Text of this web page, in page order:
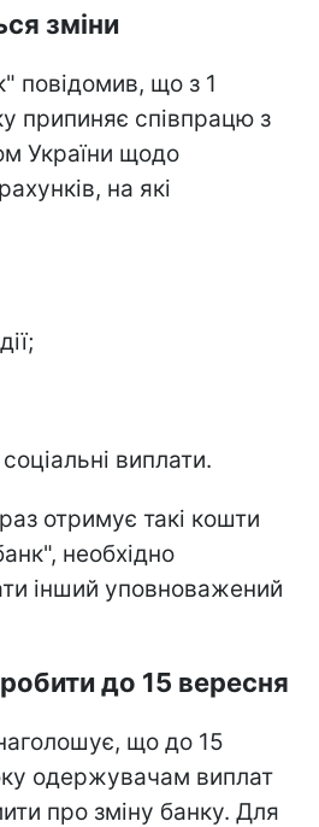
зміни
повідомив, що з 1
припиняє співпрацю з
України щодо
на які
виплати.
отримує такі кошти
необхідно
інший уповноважений
до 15 вересня
що до 15
одержувачам виплат
про зміну банку. Для